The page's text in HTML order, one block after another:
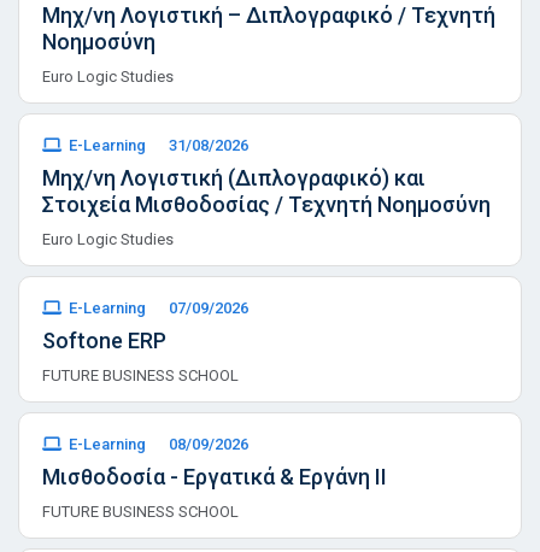
Μηχ/νη Λογιστική – Διπλογραφικό / Τεχνητή
Νοημοσύνη
Euro Logic Studies
E-Learning 31/08/2026
Μηχ/νη Λογιστική (Διπλογραφικό) και
Στοιχεία Μισθοδοσίας / Τεχνητή Νοημοσύνη
Euro Logic Studies
E-Learning 07/09/2026
Softone ERP
FUTURE BUSINESS SCHOOL
E-Learning 08/09/2026
Μισθοδοσία - Εργατικά & Εργάνη ΙΙ
FUTURE BUSINESS SCHOOL